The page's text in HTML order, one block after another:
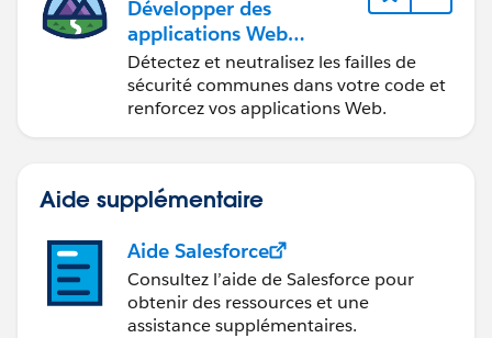
Développer des
applications Web
sécurisées
Détectez et neutralisez les failles de
sécurité communes dans votre code et
renforcez vos applications Web.
Aide supplémentaire
Aide Salesforce
Consultez l’aide de Salesforce pour
obtenir des ressources et une
assistance supplémentaires.